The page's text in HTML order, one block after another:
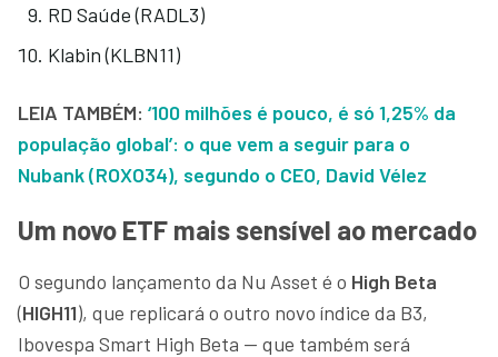
RD Saúde (RADL3)
Klabin (KLBN11)
LEIA TAMBÉM: ‘100 milhões é pouco, é só 1,25% da
população global’: o que vem a seguir para o
Nubank (ROXO34), segundo o CEO, David Vélez
Um novo ETF mais sensível ao mercado
O segundo lançamento da Nu Asset é o High Beta
(HIGH11), que replicará o outro novo índice da B3,
Ibovespa Smart High Beta — que também será